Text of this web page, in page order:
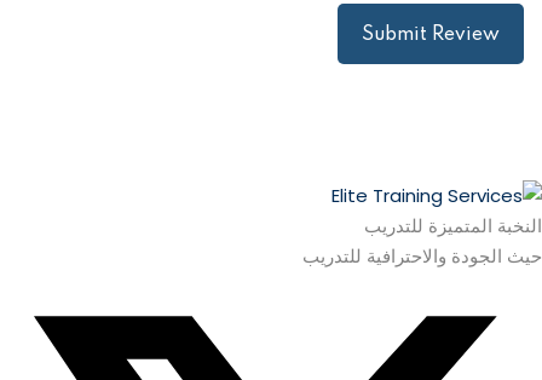
Submit Review
النخبة المتميزة للتدريب
حيث الجودة والاحترافية للتدريب